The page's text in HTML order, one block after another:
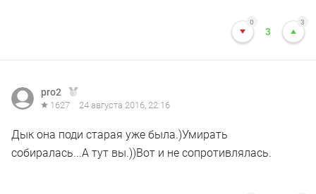
0
3
3
pro2
1627 24 августа 2016, 22:16
Дык она поди старая уже была.)Умирать
собиралась...А тут вы.))Вот и не сопротивлялась.